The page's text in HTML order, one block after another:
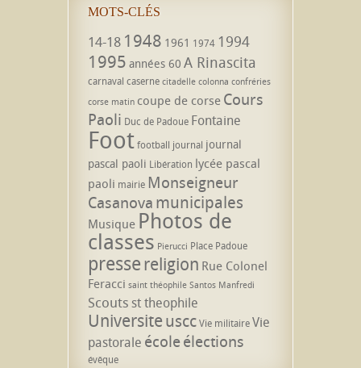
MOTS-CLÉS
14-18 1948 1961 1974 1994
1995 années 60 A Rinascita
carnaval caserne citadelle colonna confréries
corse matin coupe de corse Cours
Paoli Duc de Padoue Fontaine
Footfootball journal journal
pascal paoli Libération lycée pascal
paoli mairie Monseigneur
Casanova municipales
Musique Photos de
classes Pierucci Place Padoue
pressereligion Rue Colonel
Feracci saint théophile Santos Manfredi
Scoutsst theophile
UniversiteusccVie militaireVie
pastorale écoleélections
évêque